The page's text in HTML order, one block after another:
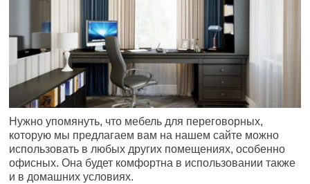
Нужно упомянуть, что мебель для переговорных,
которую мы предлагаем вам на нашем сайте можно
использовать в любых других помещениях, особенно
офисных. Она будет комфортна в использовании также
и в домашних условиях.